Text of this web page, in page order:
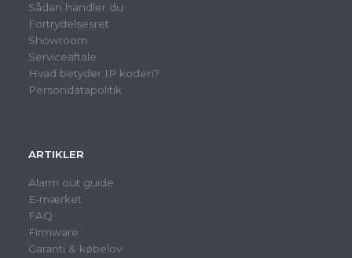
Sådan handler du
Fortrydelsesret
Showroom
Serviceaftale
Hvad betyder IP koden?
Persondatapolitik
ARTIKLER
Alarm out guide
E-mærket
FAQ
Firmware
Garanti & købelov